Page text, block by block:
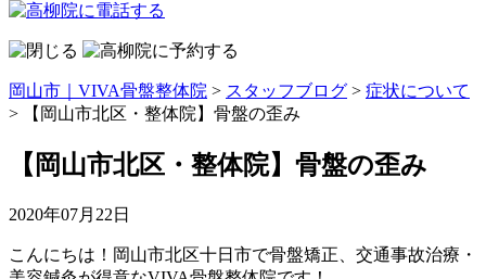
岡山市｜VIVA骨盤整体院 > スタッフブログ > 症状について
>
【岡山市北区・整体院】骨盤の歪み
【岡山市北区・整体院】骨盤の歪み
2020年07月22日
こんにちは！岡山市北区十日市で骨盤矯正、交通事故治療・